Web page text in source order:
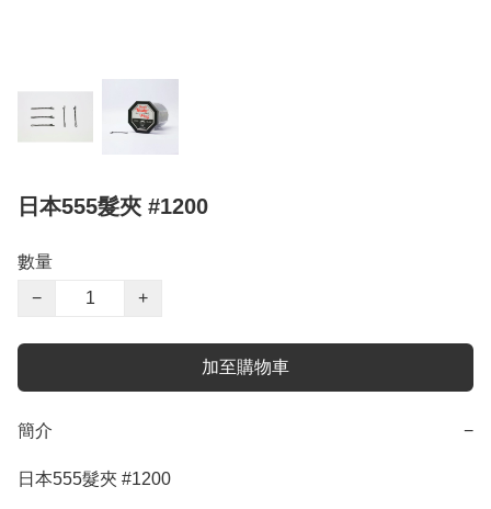
日本555髮夾 #1200
數量
−
+
加至購物車
簡介 −
日本555髮夾 #1200